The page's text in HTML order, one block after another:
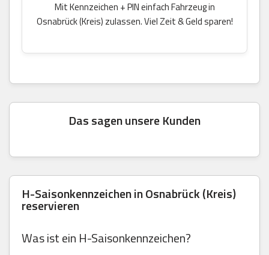
Mit Kennzeichen + PIN einfach Fahrzeug in
Osnabrück (Kreis) zulassen. Viel Zeit & Geld sparen!
Das sagen unsere Kunden
H-Saisonkennzeichen in Osnabrück (Kreis)
reservieren
Was ist ein H-Saisonkennzeichen?